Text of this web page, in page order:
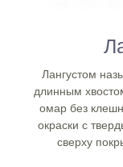
Лангустом
длинным
омар без
окраски с
сверху